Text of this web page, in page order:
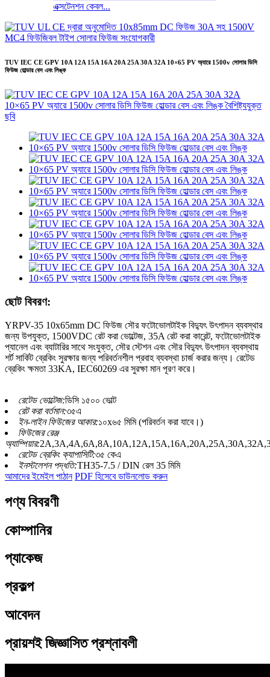
এক্সটেনশন কেবল...
TUV IEC CE GPV 10A 12A 15A 16A 20A 25A 30A 32A 10×65 PV অ্যারে 1500v সোলার ডিসি
ফিউজ হোল্ডার বেস এবং লিঙ্ক
ছোট বিবরণ:
YRPV-35 10x65mm DC ফিউজ সৌর ফটোভোলটাইক বিদ্যুৎ উৎপাদন ব্যবস্থার
জন্য উপযুক্ত, 1500VDC রেট করা ভোল্টেজ, 35A রেট করা কারেন্ট, ফটোভোলটাইক
প্যানেল এবং ব্যাটারির সাথে সংযুক্ত, সৌর স্টেশন এবং সৌর বিদ্যুৎ উৎপাদন ব্যবস্থায়
শর্ট সার্কিট ব্রেকিং সুরক্ষার জন্য পরিবর্তনশীল প্রবাহ ব্যবস্থা চার্জ করার জন্য। রেটেড
ব্রেকিং ক্ষমতা 33KA, IEC60269 এর সুরক্ষা মান পূরণ করে।
রেটেড ভোল্টেজ:ডিসি ১৫০০ ভোল্ট
রেট করা বর্তমান:৩৫এ
ইন-লাইন ফিউজের আকার:১০x৬৫ মিমি (পরিবর্তন করা যাবে।)
ফিউজের রেঞ্জ
অ্যাম্পিয়ার:
রেটেড ব্রেকিং ক্যাপাসিটি:৩৫ কেএ
ইনস্টলেশন পদ্ধতি:TH35-7.5 / DIN রেল 35 মিমি
আমাদের ইমেইল পাঠান PDF হিসেবে ডাউনলোড করুন
পণ্য বিবরণী
কোম্পানির
প্যাকেজ
প্রকল্প
আবেদন
প্রায়শই জিজ্ঞাসিত প্রশ্নাবলী